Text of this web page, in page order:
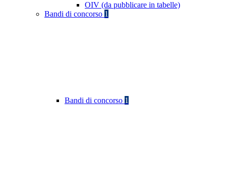
OIV (da pubblicare in tabelle)
Bandi di concorso 1
Bandi di concorso 1